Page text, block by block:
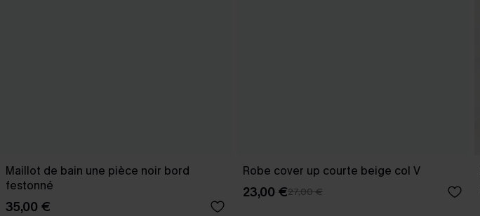
Maillot de bain une pièce noir bord
festonné
35,00 €
Robe cover up courte beige col V
23,00 €27,00 €